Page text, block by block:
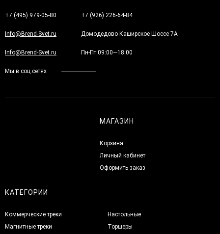
+7 (495) 979-05-80 +7 (926) 226-64-84
Info@Brend-Svet.ru Домодедово Каширское Шоссе 7А
Info@Brend-Svet.ru Пн-Пт 09:00—18:00
Мы в соц.сетях
МАГАЗИН
Корзина
Личный кабинет
Оформить заказ
КАТЕГОРИИ
Коммерческие треки
Магнитные треки
Настольные
Торшеры